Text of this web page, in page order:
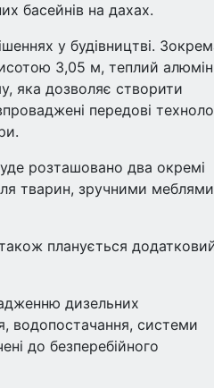
басейнів на дахах.
у будівництві.
3,05 м, теплий
яка дозволяє створити
передові
розташовано два окремі
тварин, зручними
планується
дизельних
водопостачання, системи
до безперебійного